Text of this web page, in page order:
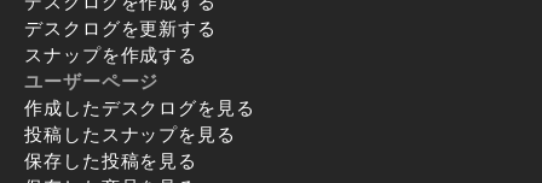
デスクログを更新する
スナップを作成する
ユーザーページ
作成したデスクログを見る
投稿したスナップを見る
保存した投稿を見る